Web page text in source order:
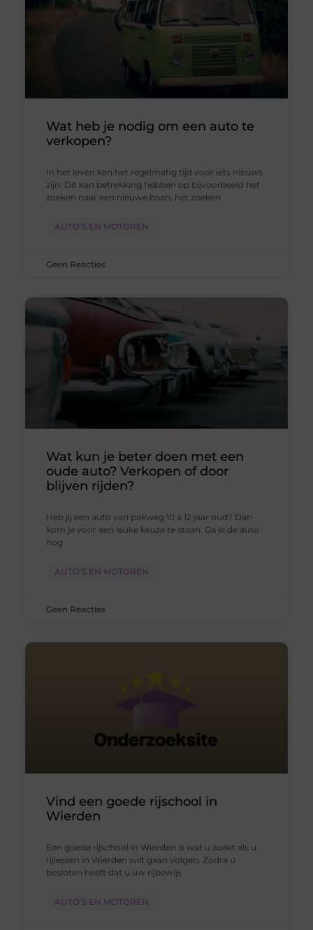
Wat heb je nodig om een auto te
verkopen?
In het leven kan het regelmatig tijd voor iets nieuws
zijn. Dit kan betrekking hebben op bijvoorbeeld het
zoeken naar een nieuwe baan, het zoeken
AUTO’S EN MOTOREN
Geen Reacties
Wat kun je beter doen met een
oude auto? Verkopen of door
blijven rijden?
Heb jij een auto van pakweg 10 á 12 jaar oud? Dan
kom je voor een leuke keuze te staan. Ga je de auto
nog
AUTO’S EN MOTOREN
Geen Reacties
Vind een goede rijschool in
Wierden
Een goede rijschool in Wierden is wat u zoekt als u
rijlessen in Wierden wilt gaan volgen. Zodra u
besloten heeft dat u uw rijbewijs
AUTO’S EN MOTOREN